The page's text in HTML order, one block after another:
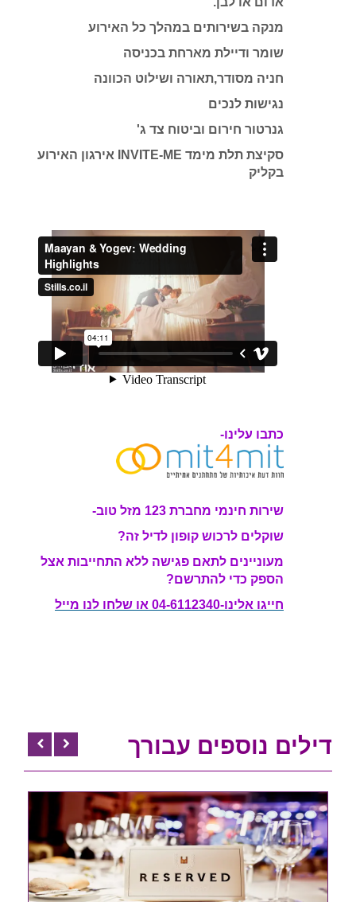
מנקה בשירותים במהלך כל האירוע
שומר ודיילת מארחת בכניסה
חניה מסודר,תאורה ושילוט הכוונה
נגישות לנכים
גנרטור חירום וביטוח צד ג'
סקיצת תלת מימד INVITE-ME אירגון האירוע
בקליק
כתבו עלינו-
שירות חינמי מחברת 123 מזל טוב-
שוקלים לרכוש קופון לדיל זה?
מעוניינים לתאם פגישה ללא התחייבות אצל
הספק כדי להתרשם?
חייגו אלינו-04-6112340 או שלחו לנו מייל
דילים נוספים עבורך